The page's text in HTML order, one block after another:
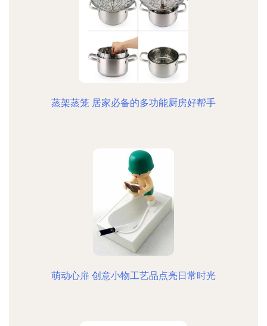
蒸架蒸笼 居家必备的多功能厨房好帮手
萌动心扉 创意小物工艺品点亮日常时光